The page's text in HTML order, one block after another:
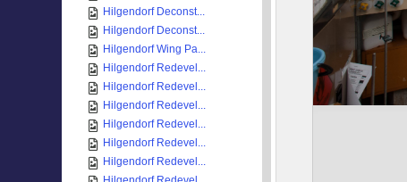
Hilgendorf Deconst...
Hilgendorf Deconst...
Hilgendorf Wing Pa...
Hilgendorf Redevel...
Hilgendorf Redevel...
Hilgendorf Redevel...
Hilgendorf Redevel...
Hilgendorf Redevel...
Hilgendorf Redevel...